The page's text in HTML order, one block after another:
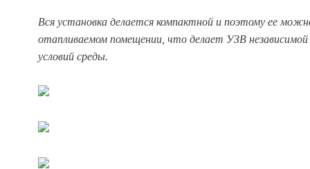
Вся установка делается компактной и поэтому ее
отапливаемом помещении, что делает УЗВ
условий среды.